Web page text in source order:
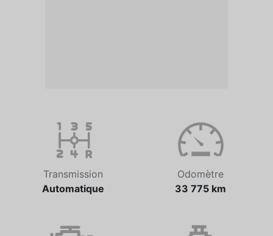
Transmission
Odomètre